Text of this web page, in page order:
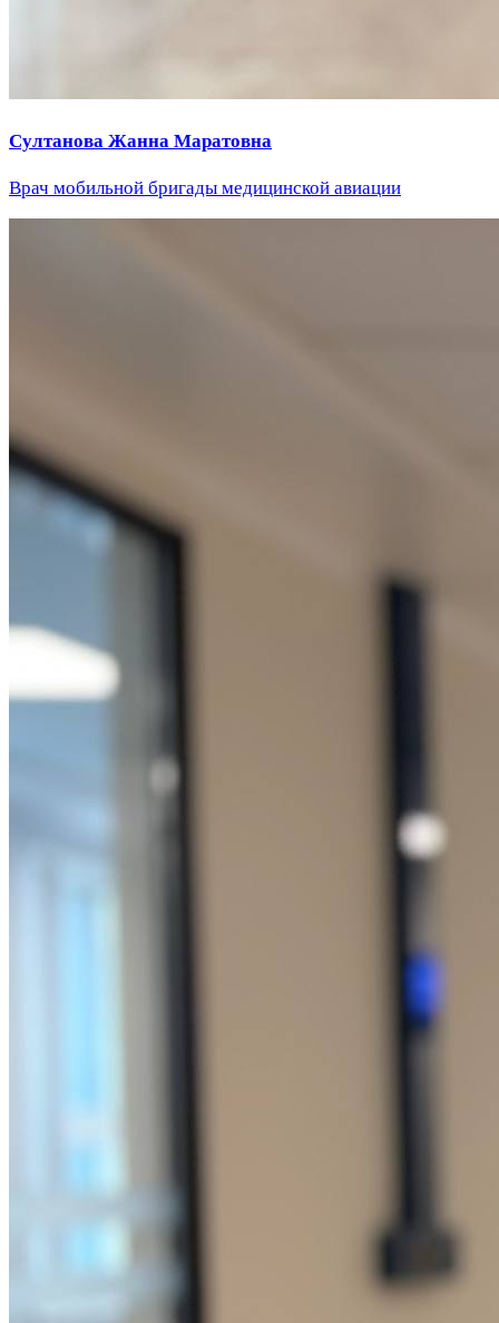
Султанова Жанна Маратовна
Врач мобильной бригады медицинской авиации